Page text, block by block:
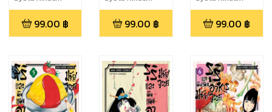
8
99.00 ฿
7
99.00 ฿ 99.00 ฿